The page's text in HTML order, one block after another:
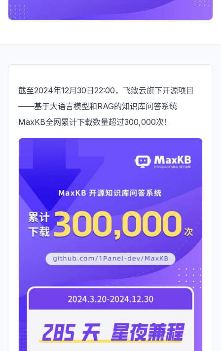
截至2024年12月30日22:00，飞致云旗下开源项目
——基于大语言模型和RAG的知识库问答系统
MaxKB全网累计下载数量超过300,000次！